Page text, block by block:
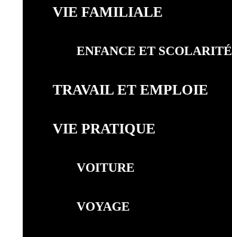
VIE FAMILIALE
ENFANCE ET SCOLARITÉ
TRAVAIL ET EMPLOIE
VIE PRATIQUE
VOITURE
VOYAGE